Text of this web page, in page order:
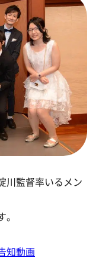
川監督率いるメン
。
知動画